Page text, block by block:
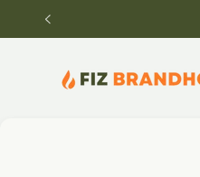
naar de
content